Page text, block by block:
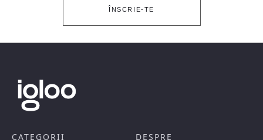
ÎNSCRIE-TE
CATEGORII
DESPRE